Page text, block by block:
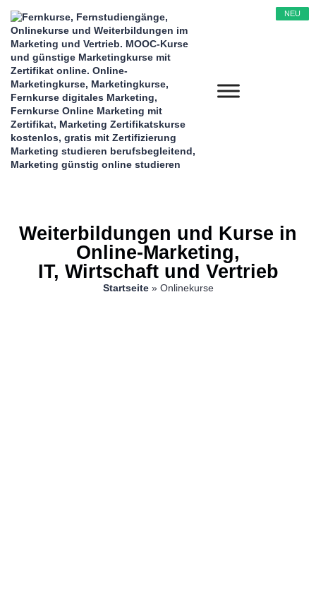
Weiterbildungen und Kurse in
Online-Marketing,
IT, Wirtschaft und Vertrieb
Startseite» Onlinekurse
NEU
NEU
NEU
NEU
NEU
NEU
NEU